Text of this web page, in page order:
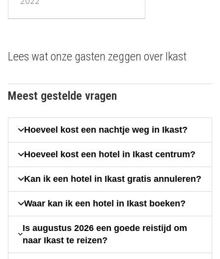
Lees wat onze gasten zeggen over Ikast
Meest gestelde vragen
Hoeveel kost een nachtje weg in Ikast?
Hoeveel kost een hotel in Ikast centrum?
Kan ik een hotel in Ikast gratis annuleren?
Waar kan ik een hotel in Ikast boeken?
Is augustus 2026 een goede reistijd om
naar Ikast te reizen?